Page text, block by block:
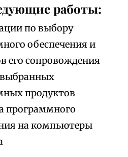
работы:
по выбору
обеспечения и
его сопровождения
продуктов
программного
на компьютеры